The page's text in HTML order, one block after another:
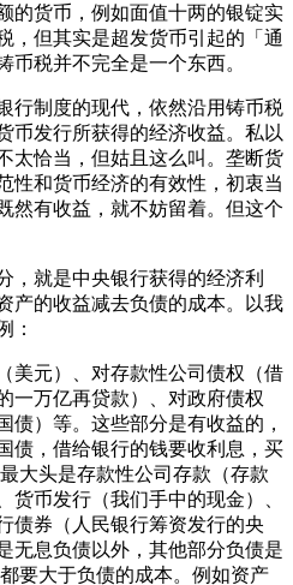
的货币，例如面值十两的银锭实
，但其实是超发货币引起的「通
币税并不完全是一个东西。
行制度的现代，依然沿用铸币税
币发行所获得的经济收益。私以
太恰当，但姑且这么叫。垄断货
性和货币经济的有效性，初衷当
然有收益，就不妨留着。但这个
，就是中央银行获得的经济利
产的收益减去负债的成本。以我
：
美元）、对存款性公司债权（借
一万亿再贷款）、对政府债权
债）等。这些部分是有收益的，
债，借给银行的钱要收利息，买
大头是存款性公司存款（存款
货币发行（我们手中的现金）、
债券（人民银行筹资发行的央
无息负债以外，其他部分负债是
要大于负债的成本。例如资产